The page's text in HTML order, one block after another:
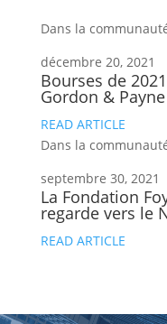
Dans la
décembre 20, 2021
Bourses de
Gordon & Payne
READ ARTICLE
Dans la
septembre 30, 2021
La Fondation
regarde vers le
READ ARTICLE